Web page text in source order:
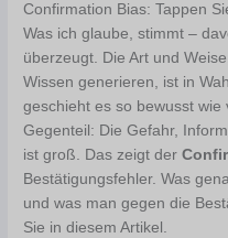
Confirmation Bias: Tappen
Was ich glaube, stimmt –
überzeugt. Die Art und
Wissen generieren, ist in
geschieht es so bewusst
Gegenteil: Die Gefahr,
ist groß. Das zeigt der
Bestätigungsfehler. Was
und was man gegen die
Sie in diesem Artikel.